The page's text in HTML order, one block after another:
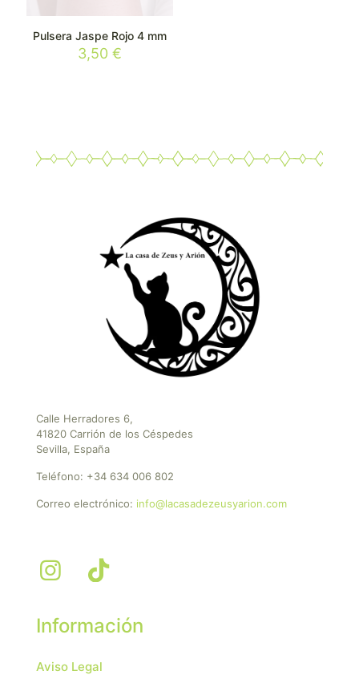
Pulsera Jaspe Rojo 4 mm
3,50€
Calle Herradores 6,
41820 Carrión de los Céspedes
Sevilla, España
Teléfono: +34 634 006 802
Correo electrónico: info@lacasadezeusyarion.com
Información
Aviso Legal